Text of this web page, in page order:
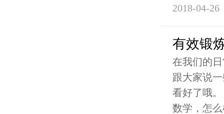
2018-04-26
有效锻
在我们的
跟大家说
看好了哦
数学，怎